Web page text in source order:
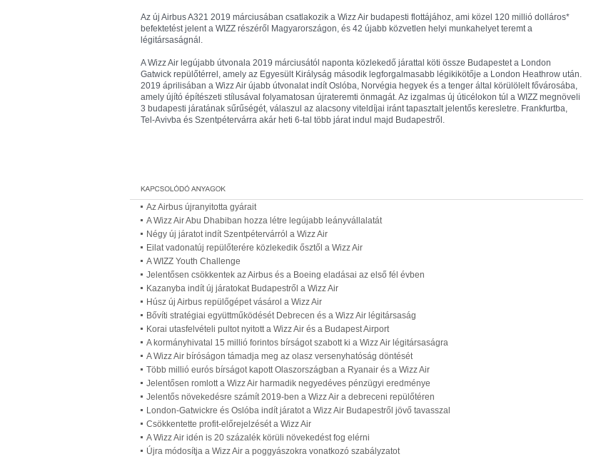
Az új Airbus A321 2019 márciusában csatlakozik a Wizz Air budapesti flottájához, ami közel 120 millió dolláros*
befektetést jelent a WIZZ részéről Magyarországon, és 42 újabb közvetlen helyi munkahelyet teremt a
légitársaságnál.
A Wizz Air legújabb útvonala 2019 márciusától naponta közlekedő járattal köti össze Budapestet a London
Gatwick repülőtérrel, amely az Egyesült Királyság második legforgalmasabb légikikötője a London Heathrow után.
2019 áprilisában a Wizz Air újabb útvonalat indít Oslóba, Norvégia hegyek és a tenger által körülölelt fővárosába,
amely újító építészeti stílusával folyamatosan újrateremti önmagát. Az izgalmas új úticélokon túl a WIZZ megnöveli
3 budapesti járatának sűrűségét, válaszul az alacsony viteldíjai iránt tapasztalt jelentős keresletre. Frankfurtba,
Tel-Avivba és Szentpétervárra akár heti 6-tal több járat indul majd Budapestről.
Az Airbus újranyitotta gyárait
A Wizz Air Abu Dhabiban hozza létre legújabb leányvállalatát
Négy új járatot indít Szentpétervárról a Wizz Air
Eilat vadonatúj repülőterére közlekedik ősztől a Wizz Air
A WIZZ Youth Challenge
Jelentősen csökkentek az Airbus és a Boeing eladásai az első fél évben
Kazanyba indít új járatokat Budapestről a Wizz Air
Húsz új Airbus repülőgépet vásárol a Wizz Air
Bővíti stratégiai együttműködését Debrecen és a Wizz Air légitársaság
Korai utasfelvételi pultot nyitott a Wizz Air és a Budapest Airport
A kormányhivatal 15 millió forintos bírságot szabott ki a Wizz Air légitársaságra
A Wizz Air bíróságon támadja meg az olasz versenyhatóság döntését
Több millió eurós bírságot kapott Olaszországban a Ryanair és a Wizz Air
Jelentősen romlott a Wizz Air harmadik negyedéves pénzügyi eredménye
Jelentős növekedésre számít 2019-ben a Wizz Air a debreceni repülőtéren
London-Gatwickre és Oslóba indít járatot a Wizz Air Budapestről jövő tavasszal
Csökkentette profit-előrejelzését a Wizz Air
A Wizz Air idén is 20 százalék körüli növekedést fog elérni
Újra módosítja a Wizz Air a poggyászokra vonatkozó szabályzatot